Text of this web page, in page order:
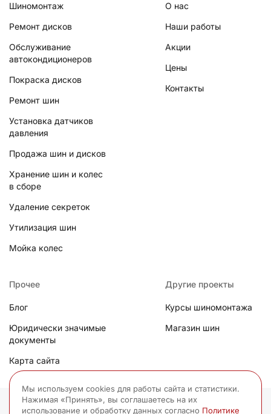
Шиномонтаж
Ремонт дисков
Обслуживание
автокондиционеров
Покраска дисков
Ремонт шин
Установка датчиков
давления
Продажа шин и дисков
Хранение шин и колес
в сборе
Удаление секреток
Утилизация шин
Мойка колес
О нас
Наши работы
Акции
Цены
Контакты
Прочее
Блог
Юридически значимые
документы
Карта сайта
Другие проекты
Курсы шиномонтажа
Магазин шин
© 2006-2026ИП Сицинский В.Г. «Все права защищены, любое
Мы используем cookies для работы сайта и статистики.
Нажимая «Принять», вы соглашаетесь на их
использование и обработку данных согласно Политике